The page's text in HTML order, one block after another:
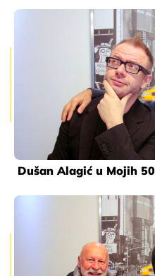
Dušan Alagić u Mojih 50